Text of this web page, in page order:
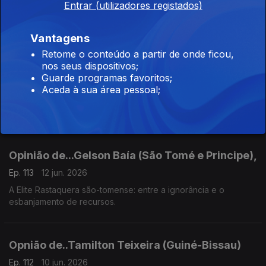
"Estreia"
Opinião de...João Feijó (Moçambique),
Ep. 114
15 jun. 2026
Opinião de...Gelson Baía (São Tomé e Principe),
Ep. 113
12 jun. 2026
A Elite Rastaquera são-tomense: entre a ignorância e o
esbanjamento de recursos.
Opnião de..Tamilton Teixeira (Guiné-Bissau)
Ep. 112 10 jun. 2026
Entrar (utilizadores registados)
Vantagens
Retome o conteúdo a partir de onde ficou,
nos seus dispositivos;
Guarde programas favoritos;
Aceda à sua área pessoal;